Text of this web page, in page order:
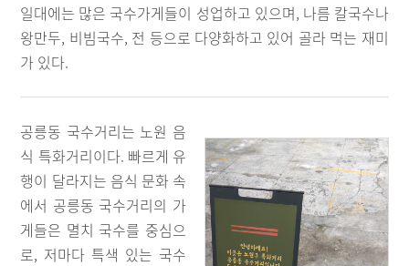
일대에는 많은 국수가게들이 성업하고 있으며, 나름 칼국수나
왕만두, 비빔국수, 전 등으로 다양화하고 있어 골라 먹는 재미
가 있다.
공릉동 국수거리는 노원 음
식 특화거리이다. 빠르게 유
행이 달라지는 음식 문화 속
에서 공릉동 국수거리의 가
게들은 멸치 국수를 중심으
로, 저마다 특색 있는 국수